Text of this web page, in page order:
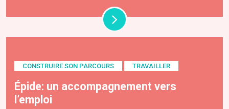
CONSTRUIRE SON PARCOURS TRAVAILLER
Épide: un accompagnement vers
l’emploi